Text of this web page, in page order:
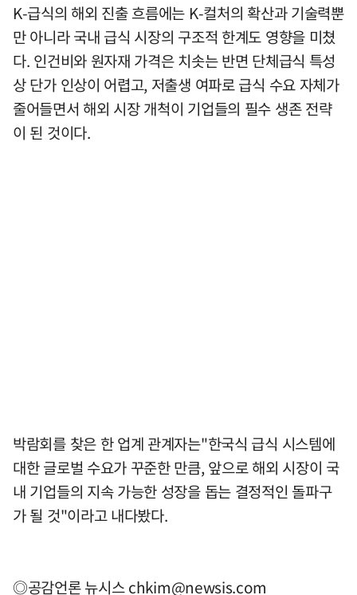
K-급식의 해외 진출 흐름에는 K-컬처의 확산과 기술력뿐
만 아니라 국내 급식 시장의 구조적 한계도 영향을 미쳤
다. 인건비와 원자재 가격은 치솟는 반면 단체급식 특성
상 단가 인상이 어렵고, 저출생 여파로 급식 수요 자체가
줄어들면서 해외 시장 개척이 기업들의 필수 생존 전략
이 된 것이다.
박람회를 찾은 한 업계 관계자는"한국식 급식 시스템에
대한 글로벌 수요가 꾸준한 만큼, 앞으로 해외 시장이 국
내 기업들의 지속 가능한 성장을 돕는 결정적인 돌파구
가 될 것"이라고 내다봤다.
◎공감언론 뉴시스chkim@newsis.com